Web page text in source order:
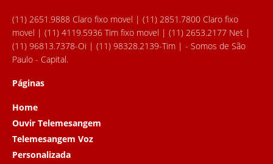
(11) 2651.9888 Claro fixo movel | (11) 2851.7800 Claro fixo
movel | (11) 4119.5936 Tim fixo movel | (11) 2653.2177 Net |
(11) 96813.7378-Oi | (11) 98328.2139-Tim | - Somos de São
Paulo - Capital.
Páginas
Home
Ouvir Telemesangem
Telemesangem Voz
Personalizada